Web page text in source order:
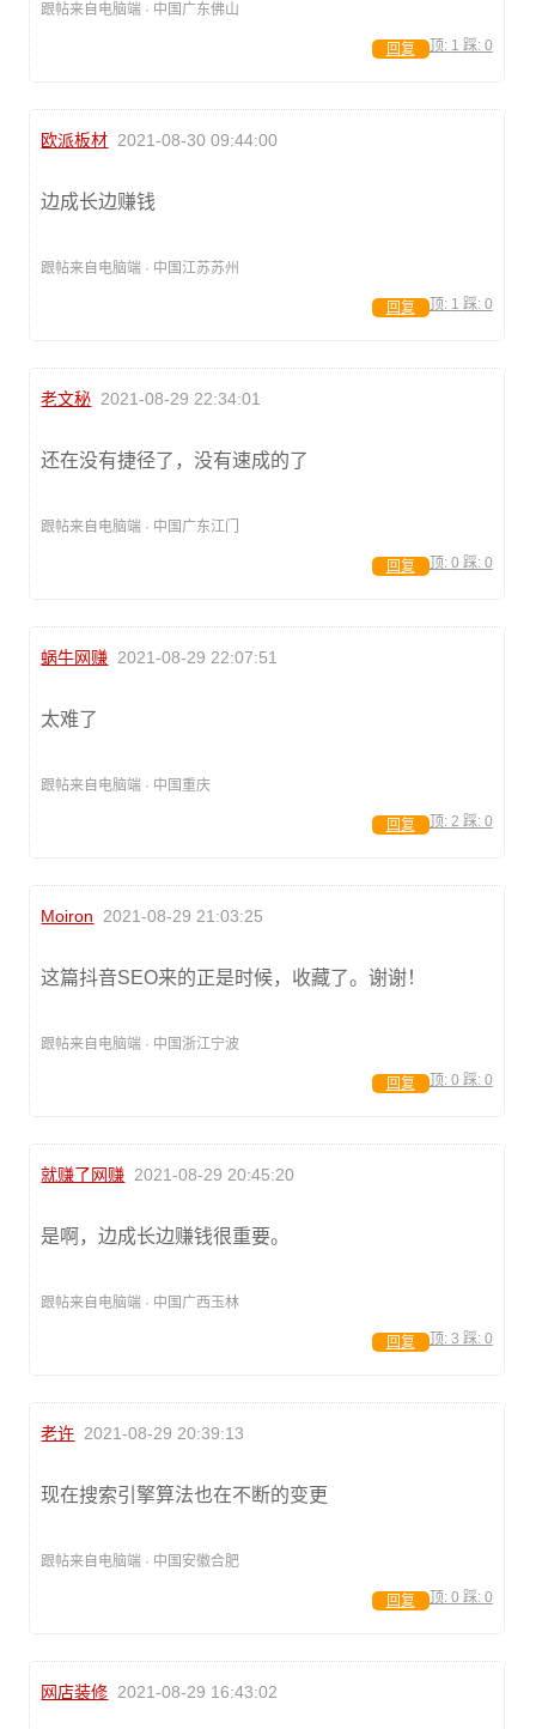
跟帖来自电脑端 · 中国广东佛山
顶: 1 踩: 0
回复
欧派板材 2021-08-30 09:44:00
边成长边赚钱
跟帖来自电脑端 · 中国江苏苏州
顶: 1 踩: 0
回复
老文秘 2021-08-29 22:34:01
还在没有捷径了，没有速成的了
跟帖来自电脑端 · 中国广东江门
顶: 0 踩: 0
回复
蜗牛网赚 2021-08-29 22:07:51
太难了
跟帖来自电脑端 · 中国重庆
顶: 2 踩: 0
回复
Moiron 2021-08-29 21:03:25
这篇抖音SEO来的正是时候，收藏了。谢谢！
跟帖来自电脑端 · 中国浙江宁波
顶: 0 踩: 0
回复
就赚了网赚 2021-08-29 20:45:20
是啊，边成长边赚钱很重要。
跟帖来自电脑端 · 中国广西玉林
顶: 3 踩: 0
回复
老许 2021-08-29 20:39:13
现在搜索引擎算法也在不断的变更
跟帖来自电脑端 · 中国安徽合肥
顶: 0 踩: 0
回复
网店装修 2021-08-29 16:43:02